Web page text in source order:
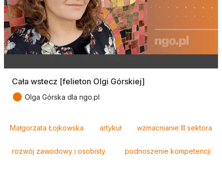
Cała wstecz [felieton Olgi Górskiej]
● Olga Górska dla ngo.pl
Małgorzata Łojkowska artykuł wzmacnianie III sektora
rozwój zawodowy i osobisty podnoszenie kompetencji